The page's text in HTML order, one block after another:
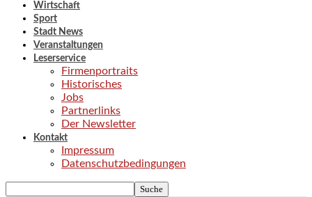
Wirtschaft
Sport
Stadt News
Veranstaltungen
Leserservice
Firmenportraits
Historisches
Jobs
Partnerlinks
Der Newsletter
Kontakt
Impressum
Datenschutzbedingungen